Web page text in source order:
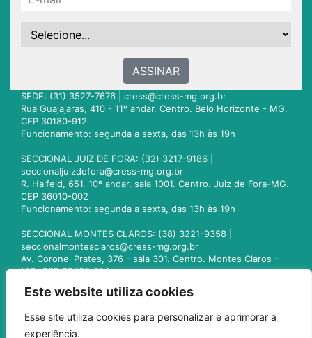
Este website utiliza cookies
Esse site utiliza cookies para personalizar e aprimorar a
experiência.
ASSINAR
SEDE: (31) 3527-7676 | cress@cress-mg.org.br
Rua Guajajaras, 410 - 11º andar. Centro. Belo Horizonte - MG.
CEP 30180-912
Funcionamento: segunda a sexta, das 13h às 19h
SECCIONAL JUIZ DE FORA: (32) 3217-9186 |
seccionaljuizdefora@cress-mg.org.br
R. Halfeld, 651. 10º andar, sala 1001. Centro. Juiz de Fora-MG.
CEP 36010-002
Funcionamento: segunda a sexta, das 13h às 19h
SECCIONAL MONTES CLAROS: (38) 3221-9358 |
seccionalmontesclaros@cress-mg.org.br
Av. Coronel Prates, 376 - sala 301. Centro. Montes Claros -
MG. CEP 39400-104
seccionaluberlandia@cress-mg.org.br
Av. Afonso Pena, 547 - sala 101. Uberlândia - MG. CEP